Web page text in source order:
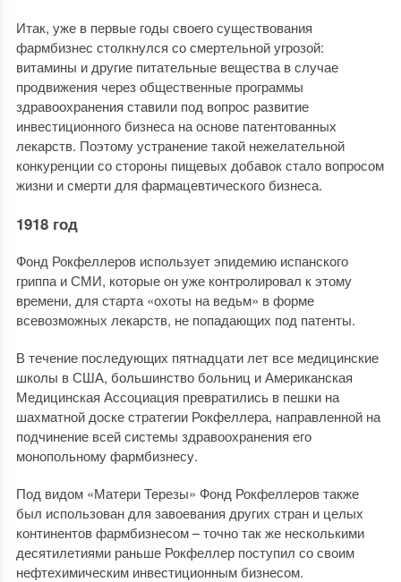
Итак, уже в первые годы своего существования
фармбизнес столкнулся со смертельной угрозой:
витамины и другие питательные вещества в случае
продвижения через общественные программы
здравоохранения ставили под вопрос развитие
инвестиционного бизнеса на основе патентованных
лекарств. Поэтому устранение такой нежелательной
конкуренции со стороны пищевых добавок стало вопросом
жизни и смерти для фармацевтического бизнеса.
1918 год
Фонд Рокфеллеров использует эпидемию испанского
гриппа и СМИ, которые он уже контролировал к этому
времени, для старта «охоты на ведьм» в форме
всевозможных лекарств, не попадающих под патенты.
В течение последующих пятнадцати лет все медицинские
школы в США, большинство больниц и Американская
Медицинская Ассоциация превратились в пешки на
шахматной доске стратегии Рокфеллера, направленной на
подчинение всей системы здравоохранения его
монопольному фармбизнесу.
Под видом «Матери Терезы» Фонд Рокфеллеров также
был использован для завоевания других стран и целых
континентов фармбизнесом – точно так же несколькими
десятилетиями раньше Рокфеллер поступил со своим
нефтехимическим инвестиционным бизнесом.